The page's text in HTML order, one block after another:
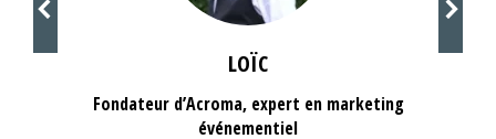
LOÏC
Fondateur d’Acroma, expert en marketing
événementiel